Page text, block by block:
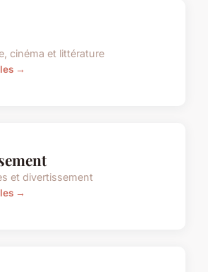
cinéma et littérature
→
et divertissement
→